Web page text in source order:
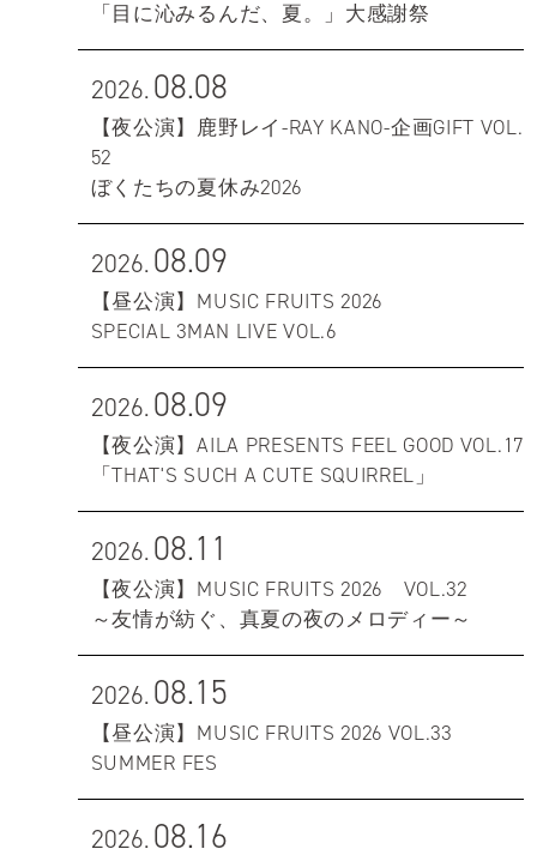
「目に沁みるんだ、夏。」大感謝祭
2026.08.08
【夜公演】鹿野レイ-RAY KANO-企画GIFT VOL.
52
ぼくたちの夏休み2026
2026.08.09
【昼公演】MUSIC FRUITS 2026
SPECIAL 3MAN LIVE VOL.6
2026.08.09
【夜公演】AILA PRESENTS FEEL GOOD VOL.17
「THAT'S SUCH A CUTE SQUIRREL」
2026.08.11
【夜公演】MUSIC FRUITS 2026 VOL.32
～友情が紡ぐ、真夏の夜のメロディー～
2026.08.15
【昼公演】MUSIC FRUITS 2026 VOL.33
SUMMER FES
2026.08.16